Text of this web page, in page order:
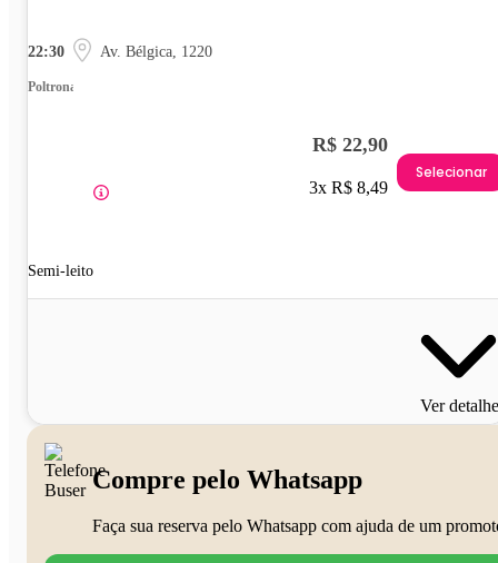
22:30 Av. Bélgica, 1220
Poltrona
Semi-leito
R$ 22,90
3x R$ 8,49
Selecionar
Ver
Compre pelo Whatsapp
Faça sua reserva pelo Whatsapp com ajuda de um